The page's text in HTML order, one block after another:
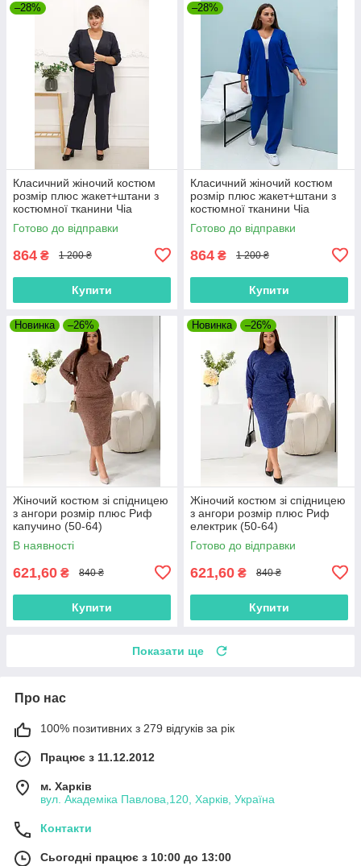
–28%
Класичний жіночий костюм
розмір плюс жакет+штани з
костюмної тканини Чіа
темно-синій (52-62)
Готово до відправки
864 ₴ 1 200 ₴
Купити
–28%
Класичний жіночий костюм
розмір плюс жакет+штани з
костюмної тканини Чіа
електрик (52-62)
Готово до відправки
864 ₴ 1 200 ₴
Купити
Новинка –26%
Жіночий костюм зі спідницею
з ангори розмір плюс Риф
капучино (50-64)
В наявності
621,60 ₴ 840 ₴
Купити
Новинка –26%
Жіночий костюм зі спідницею
з ангори розмір плюс Риф
електрик (50-64)
Готово до відправки
621,60 ₴ 840 ₴
Купити
Показати ще
Про нас
100% позитивних з 279 відгуків за рік
Працює з 11.12.2012
м. Харків
вул. Академіка Павлова,120, Харків, Україна
Контакти
Сьогодні працює з 10:00 до 13:00